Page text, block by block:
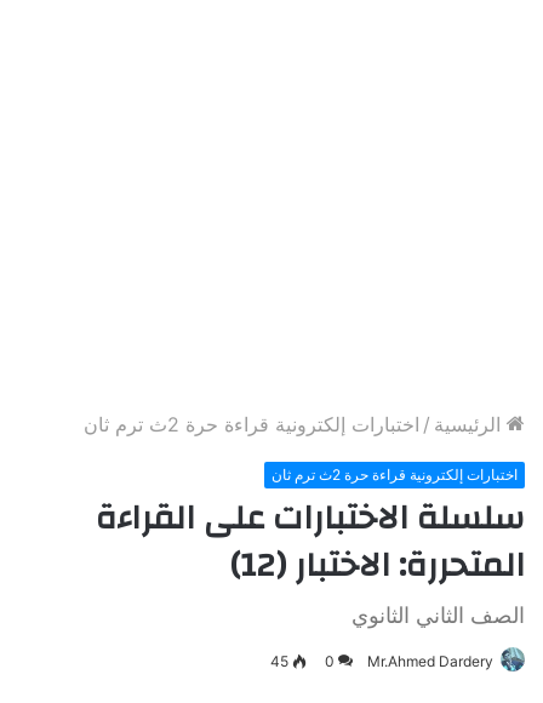
الرئيسية / اختبارات إلكترونية قراءة حرة 2ث ترم ثان
اختبارات إلكترونية قراءة حرة 2ث ترم ثان
سلسلة الاختبارات على القراءة
المتحررة: الاختبار (12)
الصف الثاني الثانوي
Mr.Ahmed Dardery
0
45